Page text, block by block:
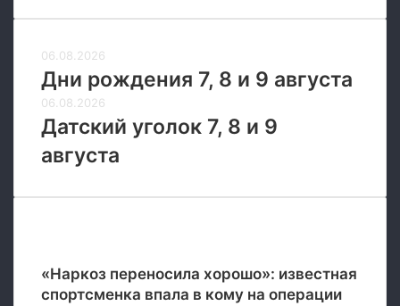
06.08.2026
Дни рождения 7, 8 и 9 августа
06.08.2026
Датский уголок 7, 8 и 9
августа
«Наркоз переносила хорошо»: известная
спортсменка впала в кому на операции